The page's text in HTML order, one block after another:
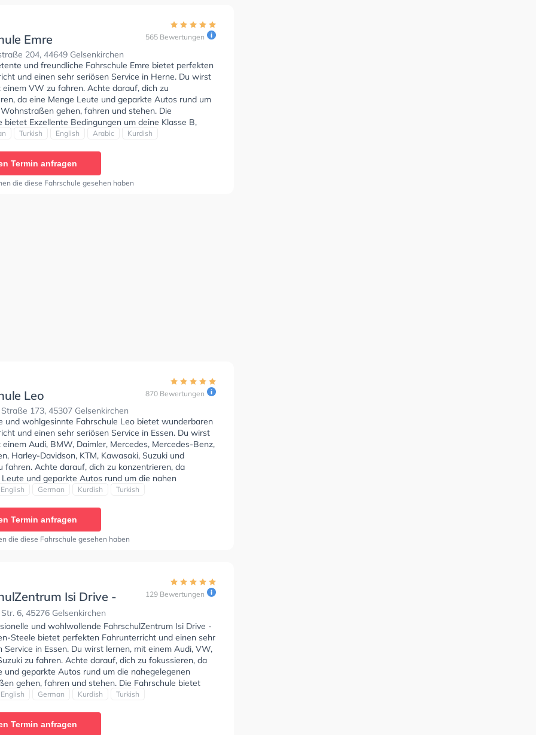
Emre
204, 44649 Gelsenkirchen
565 Bewertungen
und freundliche Fahrschule Emre bietet perfekten
und einen sehr seriösen Service in Herne. Du wirst
einem VW zu fahren. Achte darauf, dich zu
da eine Menge Leute und geparkte Autos rund um
gehen, fahren und stehen. Die
bietet Exzellente Bedingungen um deine Klasse B,
und Klasse BF17 zu erhalten. Der Unterricht kann auf --
Die Erste-Hilfe-Kurs in der Schule. Wir empfehlen dir
theorie tests am PC zu absolvieren, um dich gut auf
Prüfung. Letzte Bewertung: "Super freundlich
auf ihre schüler helfen ihnen auch"
Turkish English Arabic Kurdish
Termin anfragen
die diese Fahrschule gesehen haben
Leo
173, 45307 Gelsenkirchen
870 Bewertungen
und wohlgesinnte Fahrschule Leo bietet wunderbaren
und einen sehr seriösen Service in Essen. Du wirst
einem Audi, BMW, Daimler, Mercedes, Mercedes-Benz,
Harley-Davidson, KTM, Kawasaki, Suzuki und
fahren. Achte darauf, dich zu konzentrieren, da
und geparkte Autos rund um die nahen
gehen, fahren und stehen. Die Fahrschule bietet
Klasse B96, Klasse BF17, B196, B197, Klasse ASF und
zu erhalten. Der Unterricht kann auf Arabisch,
Kurdisch und Türkisch stattfinden. Die Erste-
in der Schule. Letzte Bewertung: "Die Mitarbeiter sind
English German Kurdish Turkish
Termin anfragen
die diese Fahrschule gesehen haben
Isi Drive -
Steele
6, 45276 Gelsenkirchen
129 Bewertungen
und wohlwollende FahrschulZentrum Isi Drive -
Steele bietet perfekten Fahrunterricht und einen sehr
Service in Essen. Du wirst lernen, mit einem Audi, VW,
zu fahren. Achte darauf, dich zu fokussieren, da
und geparkte Autos rund um die nahegelegenen
gehen, fahren und stehen. Die Fahrschule bietet
Bedingungen um deine Klasse A1, Klasse B,
A2, B196, B197, Auffrischung B Schaltung,
B Automatik und Klasse B197 zu erhalten. Der
English German Kurdish Turkish
Termin anfragen